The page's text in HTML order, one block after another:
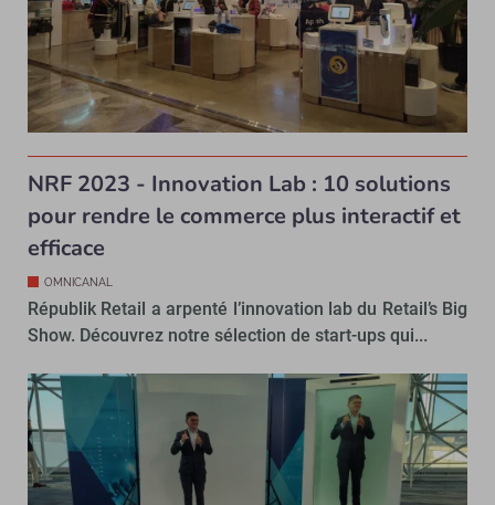
NRF 2023 - Innovation Lab : 10 solutions
pour rendre le commerce plus interactif et
efficace
OMNICANAL
Républik Retail a arpenté l’innovation lab du Retail’s Big
Show. Découvrez notre sélection de start-ups qui...